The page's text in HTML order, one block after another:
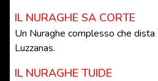
IL NURAGHE SA CORTE
Un Nuraghe complesso che
Luzzanas.
IL NURAGHE TUIDE